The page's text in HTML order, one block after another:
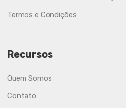
Termos e Condições
Recursos
Quem Somos
Contato